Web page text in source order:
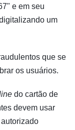
e em seu
um
que se
os usuários.
do cartão de
devem usar